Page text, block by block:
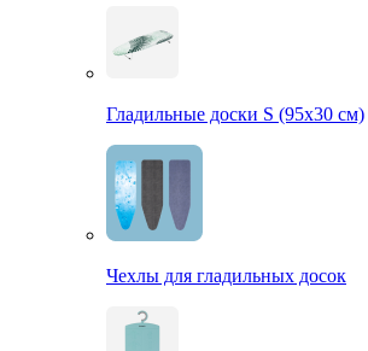
Гладильные доски S (95х30 см)
Чехлы для гладильных досок